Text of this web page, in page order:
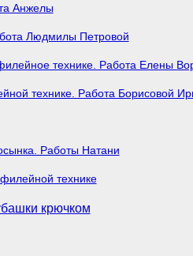
Анжелы
Людмилы Петровой
технике. Работа Елены
технике. Работа Борисовой
Работы Натани
технике
крючком